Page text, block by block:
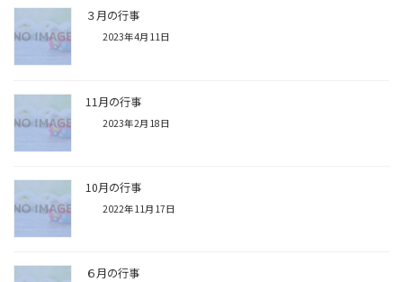
３月の行事
2023年4月11日
11月の行事
2023年2月18日
10月の行事
2022年11月17日
６月の行事